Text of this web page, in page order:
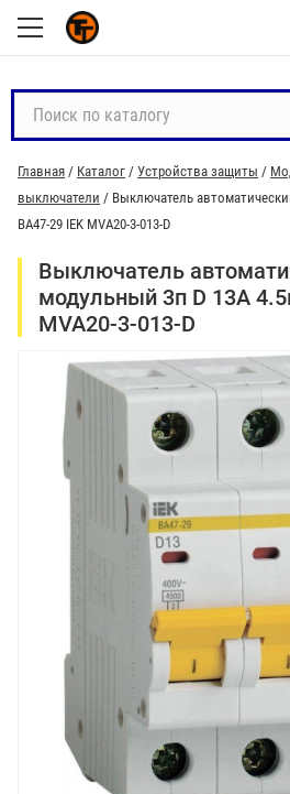
с
к
п
о
т
Главная / Каталог / Устройства защиты /
выключатели / Выключатель
ВА47-29 IEK MVA20-3-013-D
Выключатель
модульный 3п D 13А
MVA20-3-013-D